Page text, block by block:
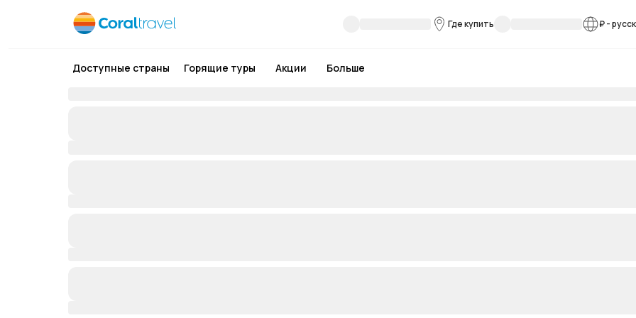
Где купить ₽-
Доступные страны Горящие туры Акции Больше